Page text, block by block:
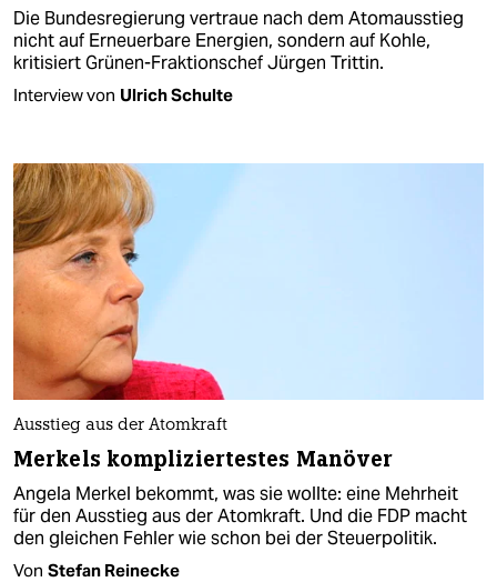
Die Bundesregierung vertraue nach dem Atomausstieg
nicht auf Erneuerbare Energien, sondern auf Kohle,
kritisiert Grünen-Fraktionschef Jürgen Trittin.
Interview von Ulrich Schulte
Ausstieg aus der Atomkraft
Merkels kompliziertestes Manöver
Angela Merkel bekommt, was sie wollte: eine Mehrheit
für den Ausstieg aus der Atomkraft. Und die FDP macht
den gleichen Fehler wie schon bei der Steuerpolitik.
Von Stefan Reinecke